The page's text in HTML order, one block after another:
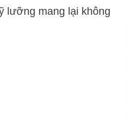
lưỡng mang lại không